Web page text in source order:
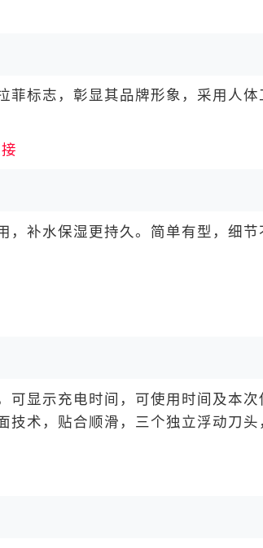
标志，彰显其品牌形象，采用人体
补水保湿更持久。简单有型，细节
显示充电时间，可使用时间及本次
技术，贴合顺滑，三个独立浮动刀头